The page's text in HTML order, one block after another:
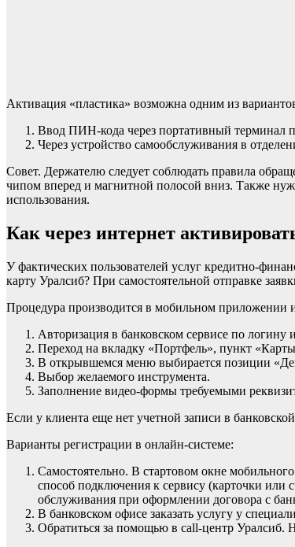
Активация «пластика» возможна одним из
Ввод ПИН-кода через портативный терминал
Через устройство самообслуживания в
Совет. Держателю следует соблюдать правила
чипом вперед и магнитной полосой вниз. Также
использования.
Как через интернет
У фактических пользователей услуг кредитно-
карту Уралсиб? При самостоятельной отправке
Процедура производится в мобильном
Авторизация в банковском сервисе по логину
Переход на вкладку «Портфель», пункт
В открывшемся меню выбирается позиции
Выбор желаемого инструмента.
Заполнение видео-формы требуемыми
Если у клиента еще нет учетной записи в
Варианты регистрации в онлайн-системе:
Самостоятельно. В стартовом окне
способ подключения к сервису (карточки или
обслуживания при оформлении договора с
В банковском офисе заказать услугу у
Обратиться за помощью в call-центр Уралсиб.